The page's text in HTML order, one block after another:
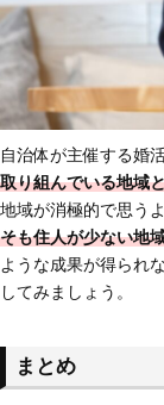
自治体が主催する婚
取り組んでいる地域
地域が消極的で思う
そも住人が少ない地
ような成果が得られ
してみましょう。
まとめ